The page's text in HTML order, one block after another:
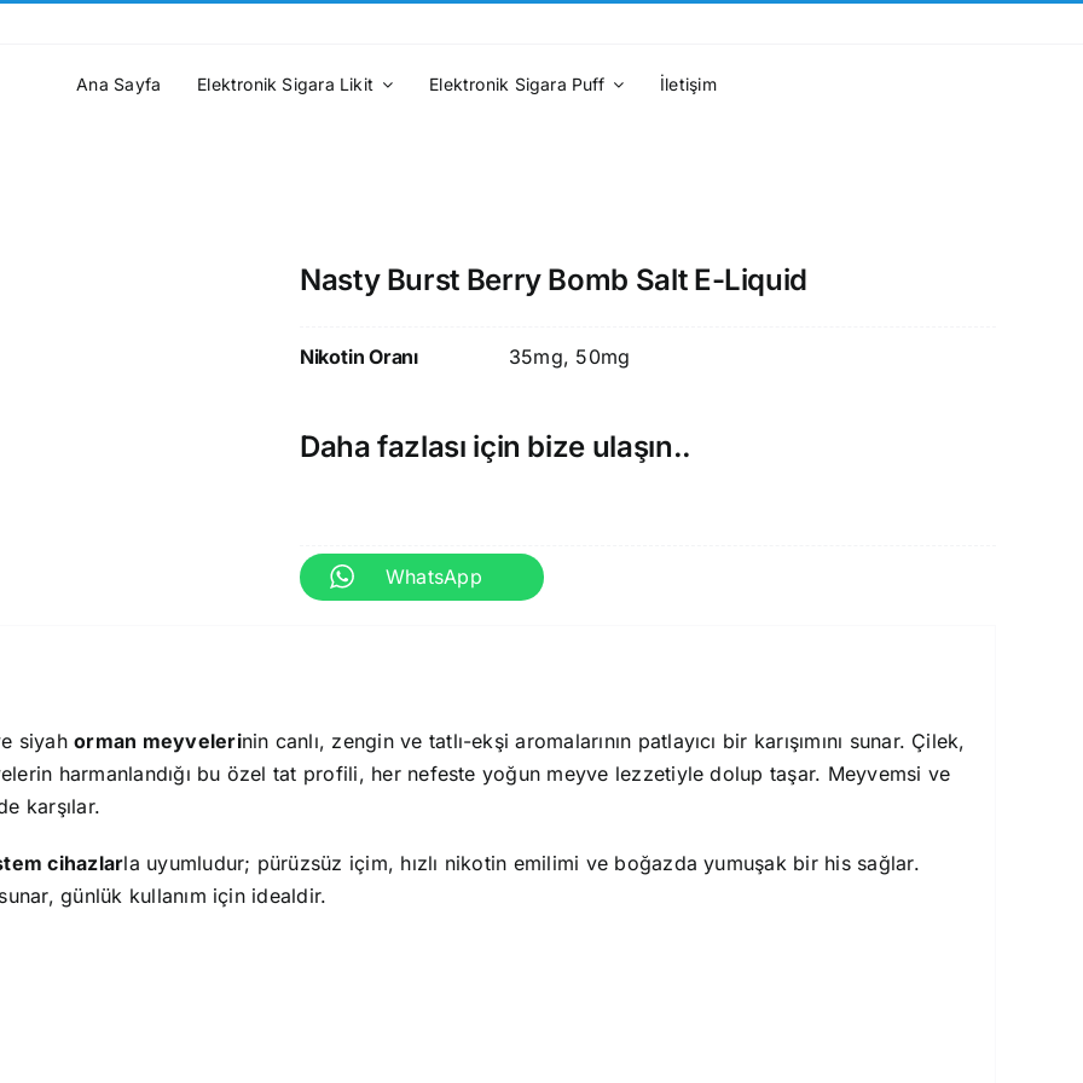
Ana Sayfa Elektronik Sigara Likit Elektronik Sigara Puff İletişim
Nasty Burst Berry Bomb Salt E-Liquid
Nikotin Oranı 35mg, 50mg
Daha fazlası için bize ulaşın..
WhatsApp
siyahorman meyvelerinin canlı, zengin ve tatlı-ekşi aromalarının patlayıcı bir karışımını sunar. Çilek,
harmanlandığı bu özel tat profili, her nefeste yoğun meyve lezzetiyle dolup taşar. Meyvemsi ve
karşılar.
cihazlarla uyumludur; pürüzsüz içim, hızlı nikotin emilimi ve boğazda yumuşak bir his sağlar.
günlük kullanım için idealdir.